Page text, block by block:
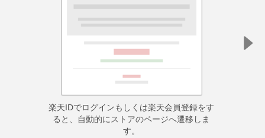
楽天IDでログインもしくは楽天会員登録をす
ると、自動的にストアのページへ遷移しま
す。